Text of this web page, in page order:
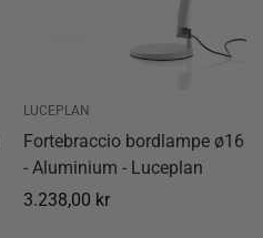
LUCEPLAN
Fortebraccio bordlampe ø16
- Aluminium - Luceplan
Normal
3.238,00 kr